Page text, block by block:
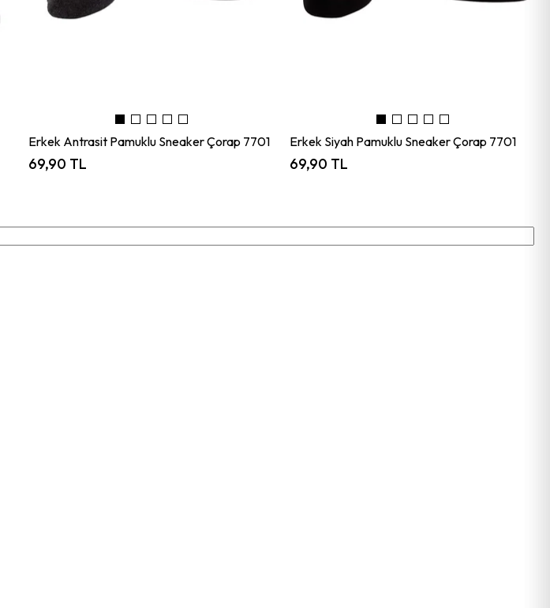
Erkek Antrasit Pamuklu Sneaker Çorap 7701
69,90 TL
Erkek Siyah Pamuklu Sneaker Çorap 7701
69,90 TL